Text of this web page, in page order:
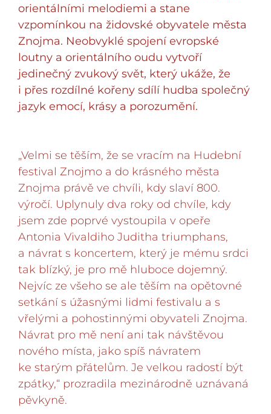
orientálními melodiemi a stane
vzpomínkou na židovské obyvatele města
Znojma. Neobvyklé spojení evropské
loutny a orientálního oudu vytvoří
jedinečný zvukový svět, který ukáže, že
i přes rozdílné kořeny sdílí hudba společný
jazyk emocí, krásy a porozumění.
„Velmi se těším, že se vracím na Hudební
festival Znojmo a do krásného města
Znojma právě ve chvíli, kdy slaví 800.
výročí. Uplynuly dva roky od chvíle, kdy
jsem zde poprvé vystoupila v opeře
Antonia Vivaldiho Juditha triumphans,
a návrat s koncertem, který je mému srdci
tak blízký, je pro mě hluboce dojemný.
Nejvíc ze všeho se ale těším na opětovné
setkání s úžasnými lidmi festivalu a s
vřelými a pohostinnými obyvateli Znojma.
Návrat pro mě není ani tak návštěvou
nového místa, jako spíš návratem
ke starým přátelům. Je velkou radostí být
zpátky,“ prozradila mezinárodně uznávaná
pěvkyně.